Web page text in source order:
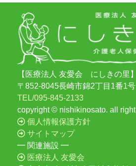
【医療法人 友愛会 にしきの里】
〒852-8045長崎市錦2丁目1番
TEL/095-845-2133
copyright © nishikinosato. all
個人情報保護方針
サイトマップ
━ 関連施設 ━
医療法人 友愛会